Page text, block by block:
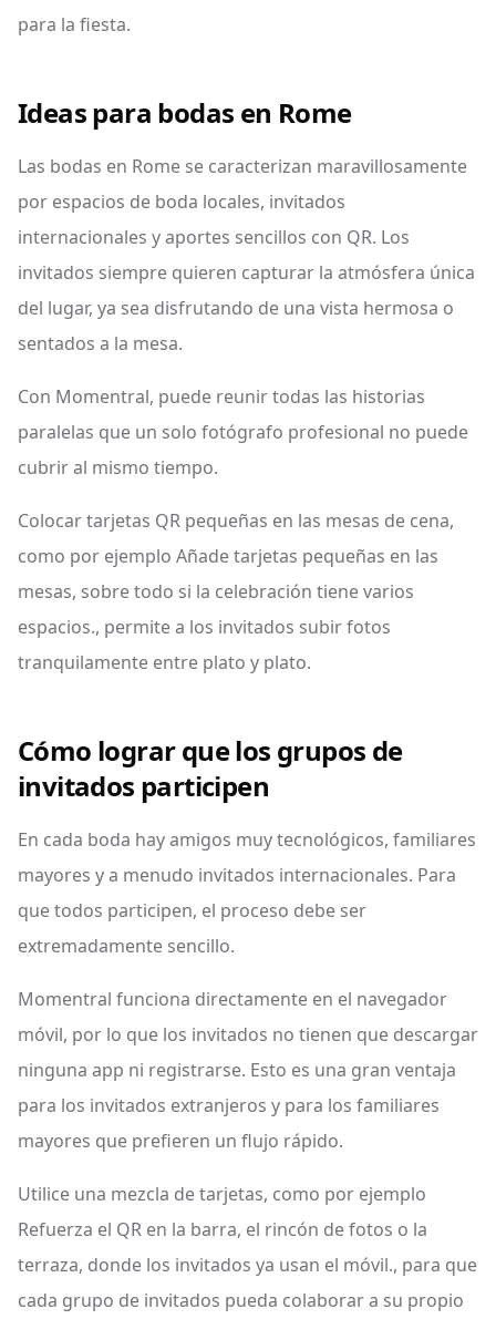
para la fiesta.
Ideas para bodas en Rome
Las bodas en Rome se caracterizan maravillosamente
por espacios de boda locales, invitados
internacionales y aportes sencillos con QR. Los
invitados siempre quieren capturar la atmósfera única
del lugar, ya sea disfrutando de una vista hermosa o
sentados a la mesa.
Con Momentral, puede reunir todas las historias
paralelas que un solo fotógrafo profesional no puede
cubrir al mismo tiempo.
Colocar tarjetas QR pequeñas en las mesas de cena,
como por ejemplo Añade tarjetas pequeñas en las
mesas, sobre todo si la celebración tiene varios
espacios., permite a los invitados subir fotos
tranquilamente entre plato y plato.
Cómo lograr que los grupos de
invitados participen
En cada boda hay amigos muy tecnológicos, familiares
mayores y a menudo invitados internacionales. Para
que todos participen, el proceso debe ser
extremadamente sencillo.
Momentral funciona directamente en el navegador
móvil, por lo que los invitados no tienen que descargar
ninguna app ni registrarse. Esto es una gran ventaja
para los invitados extranjeros y para los familiares
mayores que prefieren un flujo rápido.
Utilice una mezcla de tarjetas, como por ejemplo
Refuerza el QR en la barra, el rincón de fotos o la
terraza, donde los invitados ya usan el móvil., para que
cada grupo de invitados pueda colaborar a su propio